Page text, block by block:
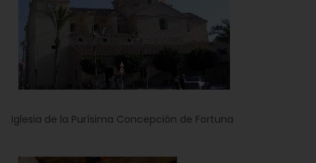
Iglesia de la Purísima Concepción de Fortuna